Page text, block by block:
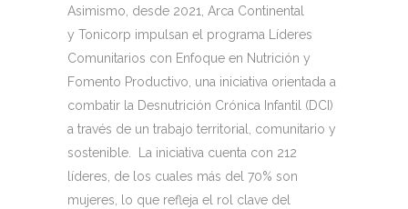
Asimismo, desde 2021, Arca Continental
y Tonicorp impulsan el programa Líderes
Comunitarios con Enfoque en Nutrición y
Fomento Productivo, una iniciativa orientada a
combatir la Desnutrición Crónica Infantil (DCI)
a través de un trabajo territorial, comunitario y
sostenible. La iniciativa cuenta con 212
líderes, de los cuales más del 70% son
mujeres, lo que refleja el rol clave del